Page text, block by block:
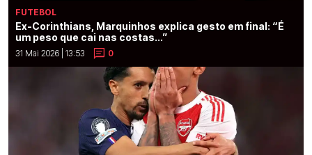
FUTEBOL
Ex-Corinthians, Marquinhos explica gesto em final: “É
um peso que cai nas costas...”
31 Mai 2026 | 13:53 0